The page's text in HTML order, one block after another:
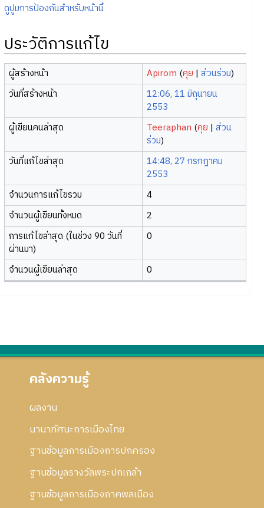
ดูปูมการป้องกันสำหรับหน้านี้
ประวัติการแก้ไข
ผู้สร้างหน้า Apirom (คุย |ส่วนร่วม)
วันที่สร้างหน้า
12:06, 11 มิถุนายน
2553
ผู้เขียนคนล่าสุด
Teeraphan (คุย |ส่วน
ร่วม)
วันที่แก้ไขล่าสุด
14:48, 27 กรกฎาคม
2553
จำนวนการแก้ไขรวม
4
จำนวนผู้เขียนทั้งหมด
2
การแก้ไขล่าสุด (ในช่วง 90 วันที่
ผ่านมา)
0
จำนวนผู้เขียนล่าสุด 0
คลังความรู้
ผลงาน
นานาทัศนะการเมืองไทย
ฐานข้อมูลการเมืองการปกครอง
ฐานข้อมูลรางวัลพระปกเกล้า
ฐานข้อมูลการเมืองภาคพลเมือง